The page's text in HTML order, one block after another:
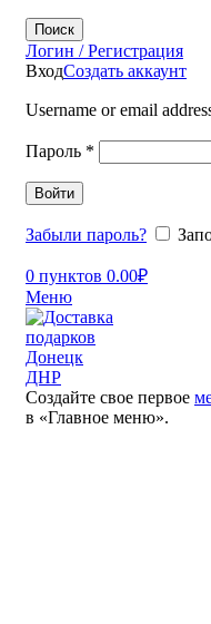
Поиск
Логин / Регистрация
ВходСоздать аккаунт
Username or email
Пароль *
Войти
Забыли пароль?
0 пунктов 0.00₽
Меню
Создайте свое первое
в «Главное меню».